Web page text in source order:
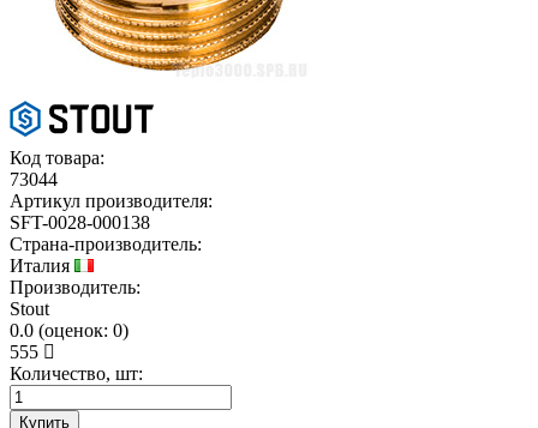
Код товара:
73044
Артикул производителя:
SFT-0028-000138
Страна-производитель:
Италия
Производитель:
Stout
0.0 (оценок: 0)
555
Количество, шт:
Купить